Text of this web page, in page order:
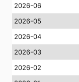
2026-06
2026-05
2026-04
2026-03
2026-02